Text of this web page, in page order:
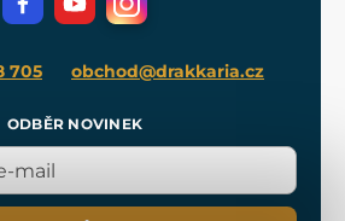
705 obchod@drakkaria.cz
ODBĚR NOVINEK